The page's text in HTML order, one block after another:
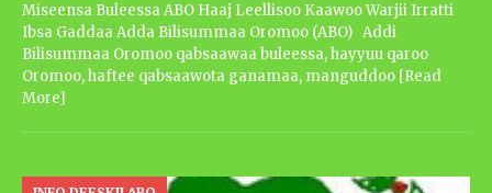
Miseensa Buleessa ABO Haaj Leellisoo Kaawoo Warjii Irratti
Ibsa Gaddaa Adda Bilisummaa Oromoo (ABO) Addi
Bilisummaa Oromoo qabsaawaa buleessa, hayyuu qaroo
Oromoo, haftee qabsaawota ganamaa, manguddoo [Read
More]